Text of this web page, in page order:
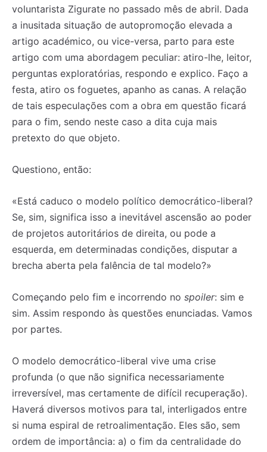
voluntarista Zigurate no passado mês de abril. Dada
a inusitada situação de autopromoção elevada a
artigo académico, ou vice-versa, parto para este
artigo com uma abordagem peculiar: atiro-lhe, leitor,
perguntas exploratórias, respondo e explico. Faço a
festa, atiro os foguetes, apanho as canas. A relação
de tais especulações com a obra em questão ficará
para o fim, sendo neste caso a dita cuja mais
pretexto do que objeto.
Questiono, então:
«Está caduco o modelo político democrático-liberal?
Se, sim, significa isso a inevitável ascensão ao poder
de projetos autoritários de direita, ou pode a
esquerda, em determinadas condições, disputar a
brecha aberta pela falência de tal modelo?»
Começando pelo fim e incorrendo no spoiler: sim e
sim. Assim respondo às questões enunciadas. Vamos
por partes.
O modelo democrático-liberal vive uma crise
profunda (o que não significa necessariamente
irreversível, mas certamente de difícil recuperação).
Haverá diversos motivos para tal, interligados entre
si numa espiral de retroalimentação. Eles são, sem
ordem de importância: a) o fim da centralidade do